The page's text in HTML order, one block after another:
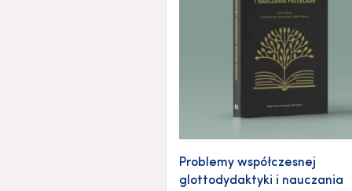
Problemy współczesnej
glottodydaktyki i nauczania